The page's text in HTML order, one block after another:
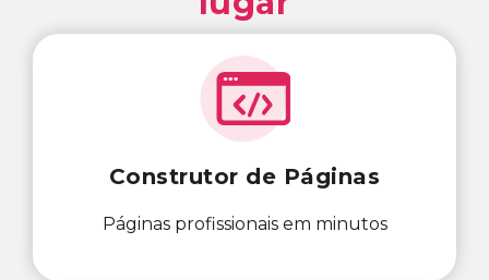
Construtor de Páginas
Páginas profissionais em minutos